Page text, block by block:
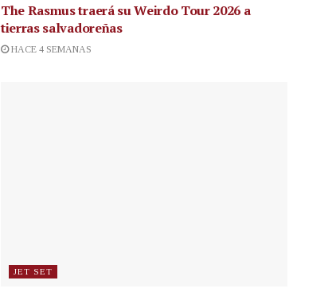
The Rasmus traerá su Weirdo Tour 2026 a
tierras salvadoreñas
HACE 4 SEMANAS
JET SET